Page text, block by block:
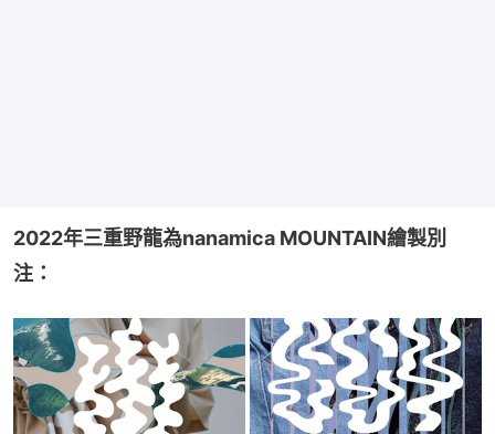
2022年三重野龍為nanamica MOUNTAIN繪製別
注：